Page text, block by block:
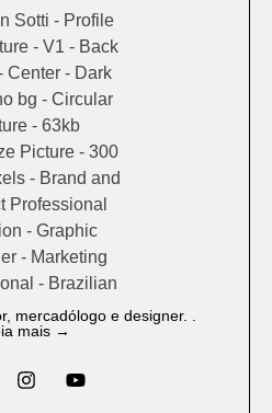
mercadólogo e designer. .
mais →